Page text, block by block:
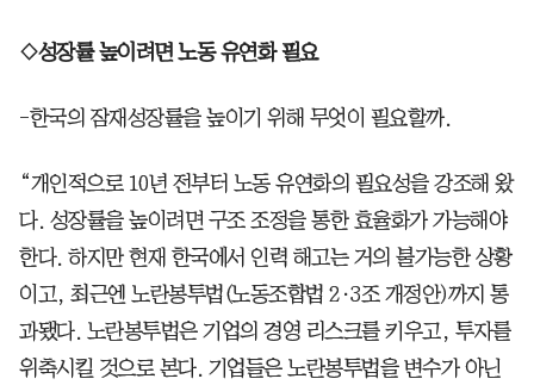
◇성장률 높이려면 노동 유연화 필요
-한국의 잠재성장률을 높이기 위해 무엇이 필요할까.
“개인적으로 10년 전부터 노동 유연화의 필요성을 강조해 왔
다. 성장률을 높이려면 구조 조정을 통한 효율화가 가능해야
한다. 하지만 현재 한국에서 인력 해고는 거의 불가능한 상황
이고, 최근엔 노란봉투법(노동조합법 2·3조 개정안)까지 통
과됐다. 노란봉투법은 기업의 경영 리스크를 키우고, 투자를
위축시킬 것으로 본다. 기업들은 노란봉투법을 변수가 아닌